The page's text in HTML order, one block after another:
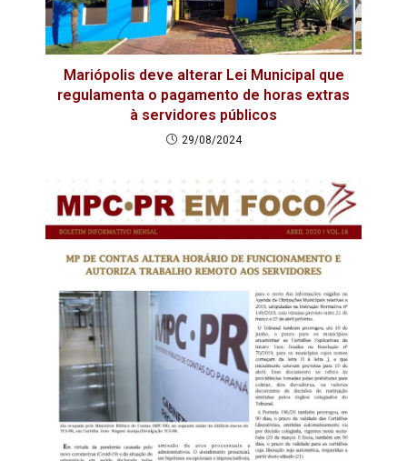
Mariópolis deve alterar Lei Municipal que
regulamenta o pagamento de horas extras
à servidores públicos
29/08/2024